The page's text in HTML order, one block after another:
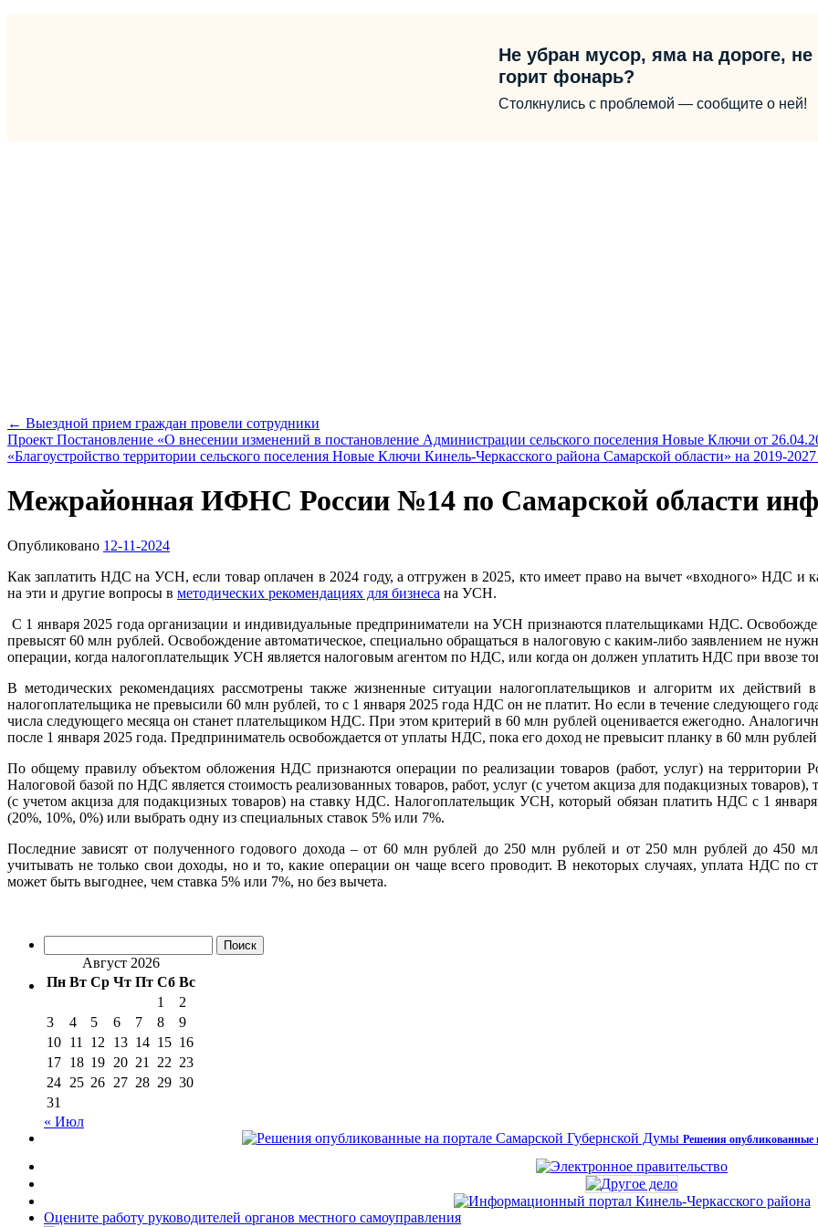
Не убран мусор, яма на дороге, не
горит фонарь?
Столкнулись с проблемой — сообщите о ней!
← Выездной прием граждан провели сотрудники
Проект Постановление «О внесении изменений в постановление Администрации сельского поселения Новые Ключи от
«Благоустройство территории сельского поселения Новые Ключи Кинель-Черкасского района Самарской области» на 2019-
Межрайонная ИФНС России №14 по Самарской области
Опубликовано 12-11-2024
Как заплатить НДС на УСН, если товар оплачен в 2024 году, а отгружен в 2025, кто имеет право на вычет «входного» НДС
на эти и другие вопросы в методических рекомендациях для бизнеса на УСН.
С 1 января 2025 года организации и индивидуальные предприниматели на УСН признаются плательщиками НДС.
превысят 60 млн рублей. Освобождение автоматическое, специально обращаться в налоговую с каким-либо заявлением не
операции, когда налогоплательщик УСН является налоговым агентом по НДС, или когда он должен уплатить НДС при ввозе
В методических рекомендациях рассмотрены также жизненные ситуации налогоплательщиков и алгоритм их
налогоплательщика не превысили 60 млн рублей, то с 1 января 2025 года НДС он не платит. Но если в течение следующего
числа следующего месяца он станет плательщиком НДС. При этом критерий в 60 млн рублей оценивается ежегодно.
после 1 января 2025 года. Предприниматель освобождается от уплаты НДС, пока его доход не превысит планку в 60 млн
По общему правилу объектом обложения НДС признаются операции по реализации товаров (работ, услуг) на территории
Налоговой базой по НДС является стоимость реализованных товаров, работ, услуг (с учетом акциза для подакцизных
(с учетом акциза для подакцизных товаров) на ставку НДС. Налогоплательщик УСН, который обязан платить НДС с 1
(20%, 10%, 0%) или выбрать одну из специальных ставок 5% или 7%.
Последние зависят от полученного годового дохода – от 60 млн рублей до 250 млн рублей и от 250 млн рублей до 450
учитывать не только свои доходы, но и то, какие операции он чаще всего проводит. В некоторых случаях, уплата НДС по
может быть выгоднее, чем ставка 5% или 7%, но без вычета.
Август 2026
Пн Вт Ср Чт Пт Сб Вс
1
2
3
4 5 6 7 8
9
10 11 12 13 14 15 16
17 18 19 20 21 22 23
24 25 26 27 28 29 30
31
« Июл
Решения опубликованные
Оцените работу руководителей органов местного самоуправления